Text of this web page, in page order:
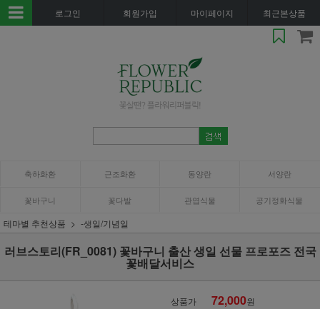
로그인 회원가입 마이페이지 최근본상품
축하화환 근조화환 동양란 서양란
꽃바구니 꽃다발 관엽식물 공기정화식물
테마별 추천상품 -생일/기념일
러브스토리(FR_0081) 꽃바구니 출산 생일 선물 프로포즈 전국
꽃배달서비스
상품가 72,000원